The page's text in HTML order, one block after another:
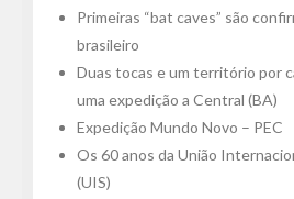
Primeiras “bat caves” são
brasileiro
Duas tocas e um território por
uma expedição a Central (BA)
Expedição Mundo Novo – PEC
Os 60 anos da União
(UIS)